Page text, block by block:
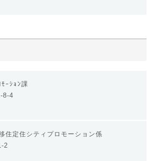
ﾓｰｼｮﾝ課
8-4
住定住シティプロモーション係
2